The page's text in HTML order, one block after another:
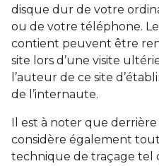
disque dur de votre
ou de votre téléphone.
contient peuvent être
site lors d’une visite
l’auteur de ce site
de l’internaute.
Il est à noter que derrière
considère également
technique de traçage tel